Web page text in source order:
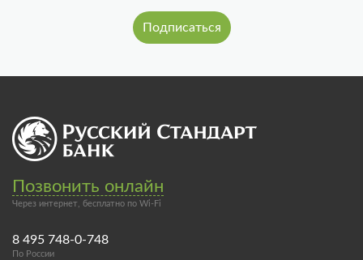
Позвонить онлайн
Через интернет, бесплатно по Wi-Fi
8 495 748-0-748
По России